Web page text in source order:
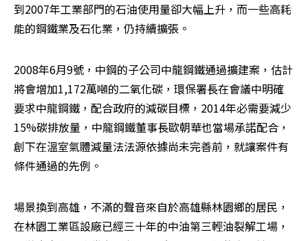
到2007年工業部門的石油使用量卻大幅上升，而一些高耗
能的鋼鐵業及石化業，仍持續擴張。
2008年6月9號，中鋼的子公司中龍鋼鐵通過擴建案，估計
將會增加1,172萬噸的二氧化碳，環保署長在會議中明確
要求中龍鋼鐵，配合政府的減碳目標，2014年必需要減少
15%碳排放量，中龍鋼鐵董事長歐朝華也當場承諾配合，
創下在溫室氣體減量法法源依據尚未完善前，就讓案件有
條件通過的先例。
場景換到高雄，不滿的聲音來自於高雄縣林園鄉的居民，
在林園工業區設廠已經三十年的中油第三輕油裂解工場，